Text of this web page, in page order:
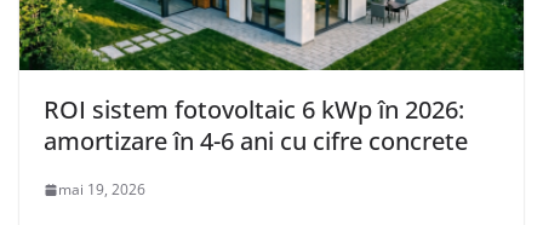
ROI sistem fotovoltaic 6 kWp în 2026:
amortizare în 4-6 ani cu cifre concrete
mai 19, 2026